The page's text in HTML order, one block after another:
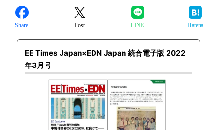
Share Post LINE Hatena
EE Times Japan×EDN Japan 統合電子版 2022
年3月号